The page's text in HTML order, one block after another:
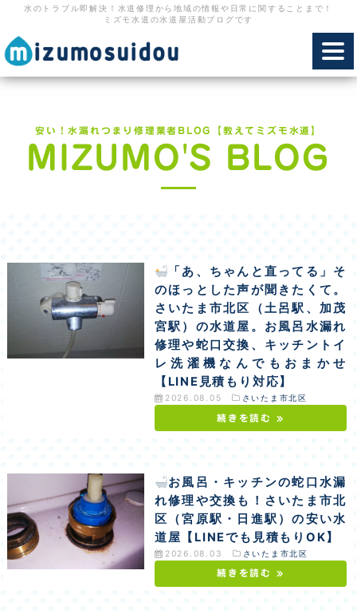
水のトラブル即解決！水道修理から地域の情報や日常に関することまで！
ミズモ水道の水道屋活動ブログです
安い！水漏れつまり修理業者BLOG【教えてミズモ水道】
MIZUMO'S BLOG
「あ、ちゃんと直ってる」そ
のほっとした声が聞きたくて。
さいたま市北区（土呂駅、加茂
宮駅）の水道屋。お風呂水漏れ
修理や蛇口交換、キッチントイ
レ洗濯機なんでもおまかせ
【LINE見積もり対応】
2026.08.05 さいたま市北区
続きを読む »
お風呂・キッチンの蛇口水漏
れ修理や交換も！さいたま市北
区（宮原駅・日進駅）の安い水
道屋【LINEでも見積もりOK】
2026.08.03 さいたま市北区
続きを読む »